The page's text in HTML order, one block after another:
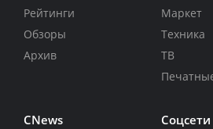
Рейтинги
Обзоры
Архив
Маркет
Техника
ТВ
CNews Соцсети